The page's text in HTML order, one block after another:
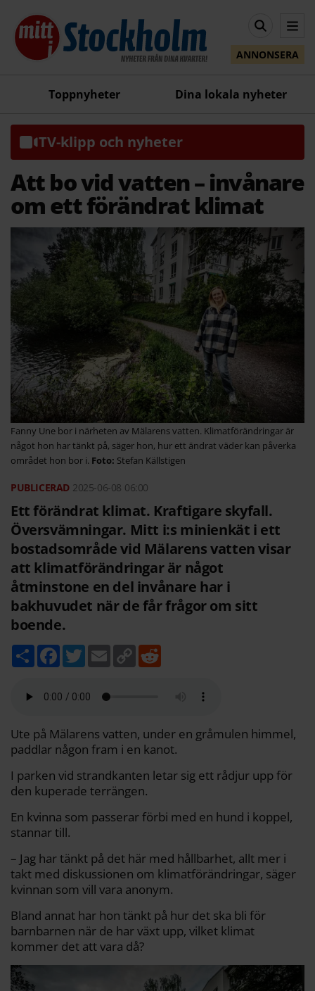
ANNONSERA
Toppnyheter Dina lokala nyheter
TV-klipp och nyheter
Att bo vid vatten – invånare
om ett förändrat klimat
Fanny Une bor i närheten av Mälarens vatten. Klimatförändringar är
något hon har tänkt på, säger hon, hur ett ändrat väder kan påverka
området hon bor i.
Stefan Källstigen
2025-06-08 06:00
Ett förändrat klimat. Kraftigare skyfall.
Översvämningar. Mitt i:s minienkät i ett
bostadsområde vid Mälarens vatten visar
att klimatförändringar är något
åtminstone en del invånare har i
bakhuvudet när de får frågor om sitt
boende.
D
e
F
b
k
T
w
t
E
m
C
o
k
Ute på Mälarens vatten, under en gråmulen himmel,
paddlar någon fram i en kanot.
I parken vid strandkanten letar sig ett rådjur upp för
den kuperade terrängen.
En kvinna som passerar förbi med en hund i koppel,
stannar till.
– Jag har tänkt på det här med hållbarhet, allt mer i
takt med diskussionen om klimatförändringar, säger
kvinnan som vill vara anonym.
Bland annat har hon tänkt på hur det ska bli för
barnbarnen när de har växt upp, vilket klimat
kommer det att vara då?